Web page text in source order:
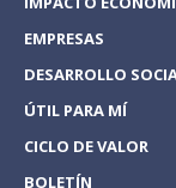
EMPRESAS
DESARROLLO
ÚTIL PARA MÍ
CICLO DE VALOR
BOLETÍN